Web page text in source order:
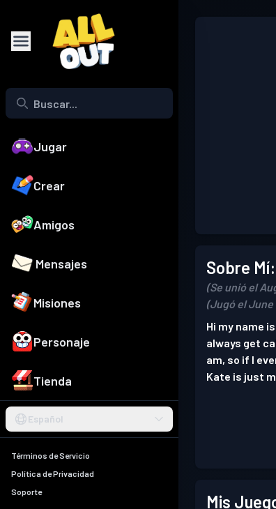
Jugar
Crear
Amigos
Mensajes
Misiones
Personaje
Tienda
Español
Términos de Servicio
Política de Privacidad
Soporte
Sobre Mí:
(Se unió el
(Jugó el June
Hi my name
always get
am, so if I
Kate is just
Mis